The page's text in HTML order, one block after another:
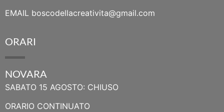
EMAIL boscodellacreativita@gmail.com
ORARI
NOVARA
SABATO 15 AGOSTO: CHIUSO
ORARIO CONTINUATO